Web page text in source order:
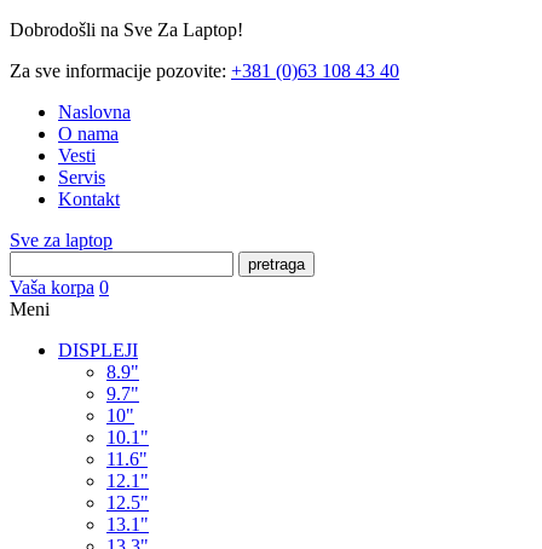
Dobrodošli na Sve Za Laptop!
Za sve informacije pozovite: +381 (0)63 108 43 40
Naslovna
O nama
Vesti
Servis
Kontakt
Sve za laptop
pretraga
Vaša korpa 0
Meni
DISPLEJI
8.9"
9.7"
10"
10.1"
11.6"
12.1"
12.5"
13.1"